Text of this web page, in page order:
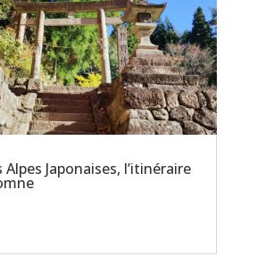
Japonaises, l’itinéraire